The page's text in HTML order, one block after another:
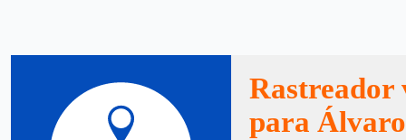
Rastreador
para